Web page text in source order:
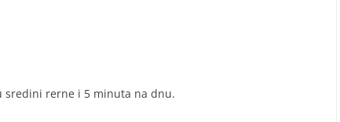
sredini rerne i 5 minuta na dnu.